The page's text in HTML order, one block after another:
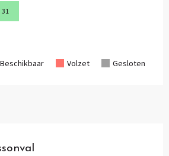
31
Beschikbaar Volzet Gesloten